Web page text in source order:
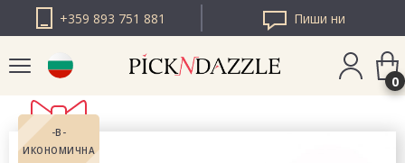
+359 893 751 881 Пиши ни
PICK N DAZZLE
0
-В-
ИКОНОМИЧНА